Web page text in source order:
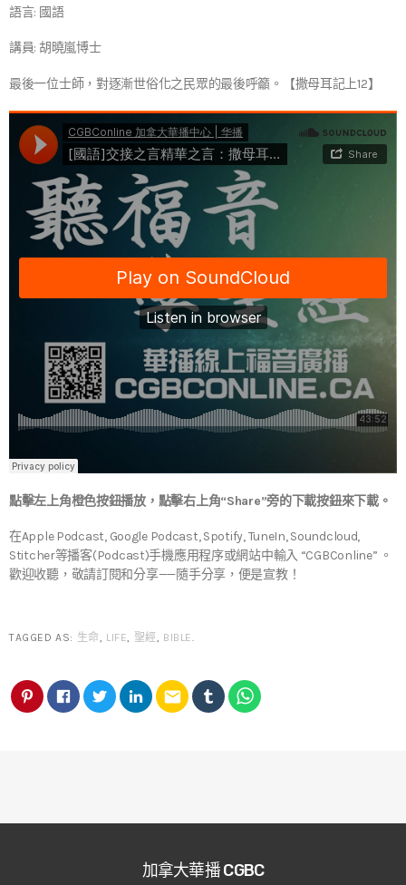
語言: 國語
講員: 胡曉嵐博士
最後一位士師，對逐漸世俗化之民眾的最後呼籲。【撒母耳記上12】
點擊左上角橙色按鈕播放，點擊右上角“Share”旁的下載按鈕來下載。
在Apple Podcast, Google Podcast, Spotify, TuneIn, Soundcloud,
Stitcher等播客(Podcast)手機應用程序或網站中輸入 “CGBConline” 。
歡迎收聽，敬請訂閱和分享——隨手分享，便是宣教！
TAGGED AS: 生命, LIFE, 聖經, BIBLE.
email
加拿大華播 CGBC